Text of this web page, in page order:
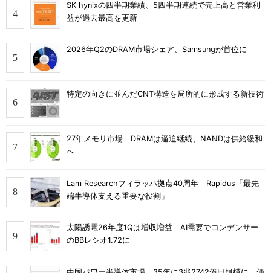
SK hynixの四半期業績、5四半期連続で売上高と営業利
益が過去最高を更新
2026年Q2のDRAM市場シェア、Samsungが首位に
特定の向きに並んだCNT構造を局所的に形成する新技術
27年メモリ市場 DRAMは逼迫継続、NANDは供給緩和
へ
Lam Researchフィラッハ拠点40周年 Rapidus「最先
端半導体支える重要な役割」
太陽誘電26年度1Qは増収増益 AI需要でコンデンサー
のBBレシオ1.72に